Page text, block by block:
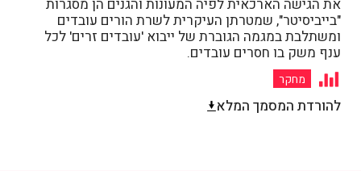
את הגישה הארכאית לפיה המעונות והגנים הן מסגרות
"בייביסיטר", שמטרתן העיקרית לשרת הורים עובדים
ומשתלבת במגמה הגוברת של ייבוא 'עובדים זרים' לכל
ענף משק בו חסרים עובדים.
מחקר
להורדת המסמך המלא